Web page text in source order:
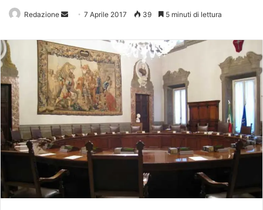
Redazione
Invia 7 Aprile 2017 39 5 minuti di lettura